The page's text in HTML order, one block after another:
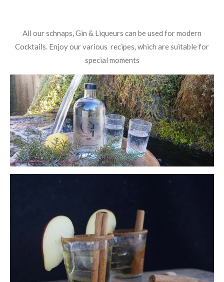
All our schnaps, Gin & Liqueurs can be used for modern
Cocktails. Enjoy our various recipes, which are suitable for
special moments